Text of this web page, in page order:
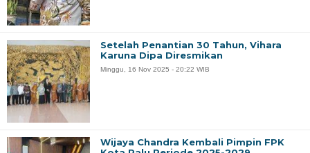
Setelah Penantian 30 Tahun, Vihara
Karuna Dipa Diresmikan
Minggu, 16 Nov 2025 - 20:22 WIB
Wijaya Chandra Kembali Pimpin FPK